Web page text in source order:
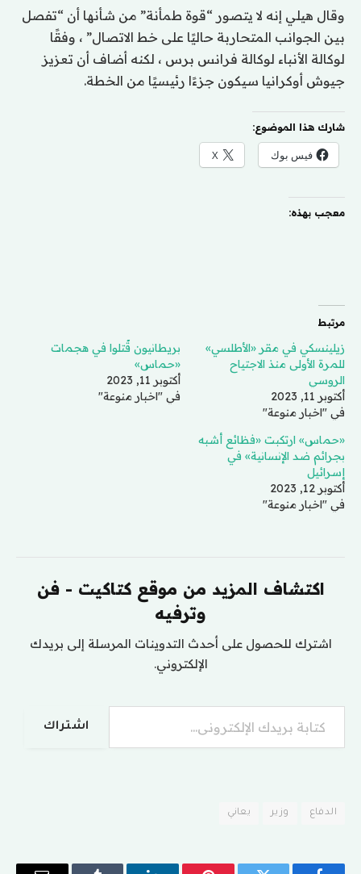
وقال هيلي إنه لا يتصور “قوة طمأنة” من شأنها أن “تفصل
بين الجوانب المتحاربة حاليًا على خط الاتصال” ، وفقًا
لوكالة الأنباء لوكالة فرانس برس ، لكنه أضاف أن تعزيز
جيوش أوكرانيا سيكون جزءًا رئيسيًا من الخطة.
شارك هذا الموضوع:
فيس بوك X
معجب بهذه:
مرتبط
زيلينسكي في مقر «الأطلسي»
للمرة الأولى منذ الاجتياح
الروسي
أكتوبر 11, 2023
في "اخبار منوعة"
بريطانيون قُتلوا في هجمات
«حماس»
أكتوبر 11, 2023
في "اخبار منوعة"
«حماس» ارتكبت «فظائع أشبه
بجرائم ضد الإنسانية» في
إسرائيل
أكتوبر 12, 2023
في "اخبار منوعة"
اكتشاف المزيد من موقع كتاكيت - فن
وترفيه
اشترك للحصول على أحدث التدوينات المرسلة إلى بريدك
الإلكتروني.
كتابة بريدك الإلكتروني...
اشتراك
الدفاع وزير يعاني